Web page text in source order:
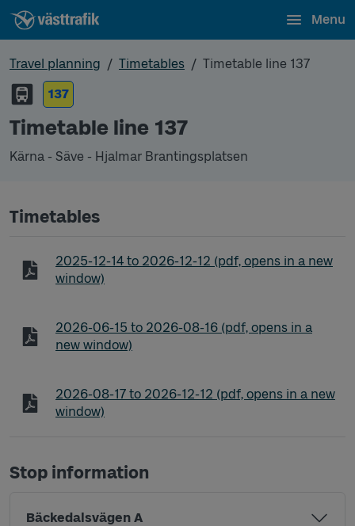
Menu
Travel planning Timetables
Timetable line 137
137
Timetable line 137
Kärna - Säve - Hjalmar Brantingsplatsen
Timetables
Timetable line 137 Kärna - Säve - Hjalmar
2025-12-14 to 2026-12-12 (pdf, opens in a new
window)
Timetable line 137 Kärna - Säve - Hjalmar
2026-06-15 to 2026-08-16 (pdf, opens in a
new window)
Timetable line 137 Kärna - Säve - Hjalmar
2026-08-17 to 2026-12-12 (pdf, opens in a new
window)
Stop information
Bäckedalsvägen A